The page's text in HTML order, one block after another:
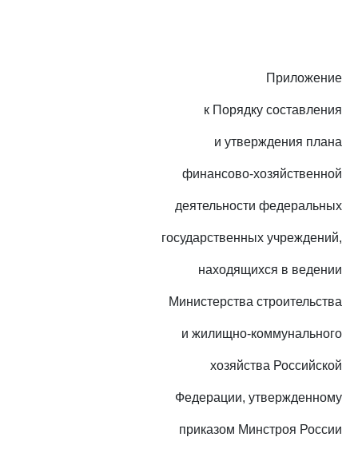
Приложение
к Порядку составления
и утверждения плана
финансово-хозяйственной
деятельности федеральных
государственных учреждений,
находящихся в ведении
Министерства строительства
и жилищно-коммунального
хозяйства Российской
Федерации, утвержденному
приказом Минстроя России